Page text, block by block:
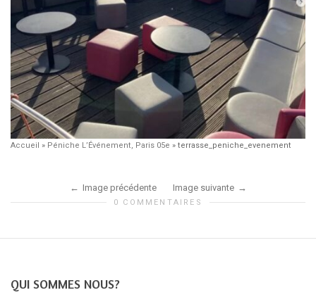
Accueil » Péniche L’Événement, Paris 05e » terrasse_peniche_evenement
Image précédente Image suivante
0 COMMENTAIRES
QUI SOMMES NOUS?